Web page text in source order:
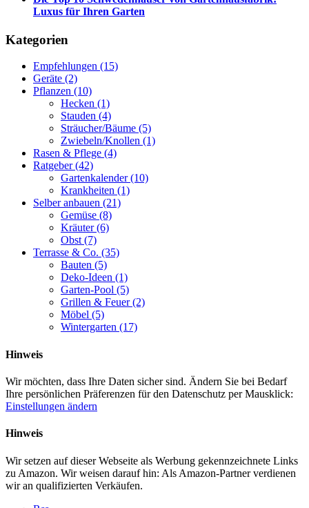
Luxus für Ihren Garten
Kategorien
Empfehlungen (15)
Geräte (2)
Pflanzen (10)
Hecken (1)
Stauden (4)
Sträucher/Bäume (5)
Zwiebeln/Knollen (1)
Rasen & Pflege (4)
Ratgeber(42)
Gartenkalender(10)
Krankheiten (1)
Selber anbauen (21)
Gemüse (8)
Kräuter(6)
Obst(7)
Terrasse & Co. (35)
Bauten (5)
Deko-Ideen (1)
Garten-Pool (5)
Grillen & Feuer(2)
Möbel (5)
Wintergarten (17)
Hinweis
Wir möchten, dass Ihre Daten sicher sind. Ändern Sie bei Bedarf
Ihre persönlichen Präferenzen für den Datenschutz per Mausklick:
Einstellungen ändern
Hinweis
Wir setzen auf dieser Webseite als Werbung gekennzeichnete Links
zu Amazon. Wir weisen darauf hin: Als Amazon-Partner verdienen
wir an qualifizierten Verkäufen.